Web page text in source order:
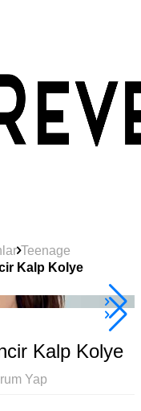
Teenage
Kalp Kolye
Kalp Kolye
Yap